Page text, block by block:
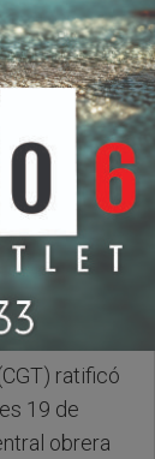
ratificó
19 de
obrera